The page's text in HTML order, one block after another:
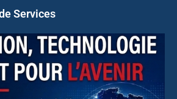
Services